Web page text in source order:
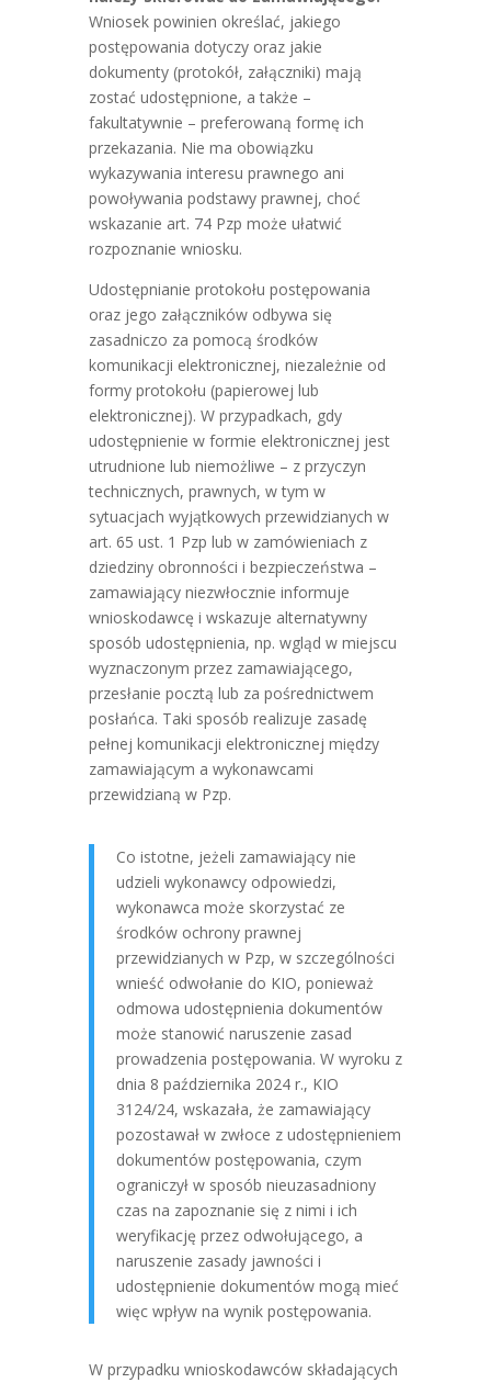
Wniosek powinien określać, jakiego
postępowania dotyczy oraz jakie
dokumenty (protokół, załączniki) mają
zostać udostępnione, a także –
fakultatywnie – preferowaną formę ich
przekazania. Nie ma obowiązku
wykazywania interesu prawnego ani
powoływania podstawy prawnej, choć
wskazanie art. 74 Pzp może ułatwić
rozpoznanie wniosku.
Udostępnianie protokołu postępowania
oraz jego załączników odbywa się
zasadniczo za pomocą środków
komunikacji elektronicznej, niezależnie od
formy protokołu (papierowej lub
elektronicznej). W przypadkach, gdy
udostępnienie w formie elektronicznej jest
utrudnione lub niemożliwe – z przyczyn
technicznych, prawnych, w tym w
sytuacjach wyjątkowych przewidzianych w
art. 65 ust. 1 Pzp lub w zamówieniach z
dziedziny obronności i bezpieczeństwa –
zamawiający niezwłocznie informuje
wnioskodawcę i wskazuje alternatywny
sposób udostępnienia, np. wgląd w miejscu
wyznaczonym przez zamawiającego,
przesłanie pocztą lub za pośrednictwem
posłańca. Taki sposób realizuje zasadę
pełnej komunikacji elektronicznej między
zamawiającym a wykonawcami
przewidzianą w Pzp.
Co istotne, jeżeli zamawiający nie
udzieli wykonawcy odpowiedzi,
wykonawca może skorzystać ze
środków ochrony prawnej
przewidzianych w Pzp, w szczególności
wnieść odwołanie do KIO, ponieważ
odmowa udostępnienia dokumentów
może stanowić naruszenie zasad
prowadzenia postępowania. W wyroku z
dnia 8 października 2024 r., KIO
3124/24, wskazała, że zamawiający
pozostawał w zwłoce z udostępnieniem
dokumentów postępowania, czym
ograniczył w sposób nieuzasadniony
czas na zapoznanie się z nimi i ich
weryfikację przez odwołującego, a
naruszenie zasady jawności i
udostępnienie dokumentów mogą mieć
więc wpływ na wynik postępowania.
W przypadku wnioskodawców składających